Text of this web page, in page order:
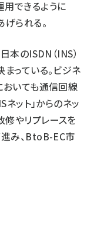
用できるように
られる。
のISDN（INS）
っている。ビジネ
おいても通信回線
ット」からのネッ
修やリプレースを
み、BtoB-EC市